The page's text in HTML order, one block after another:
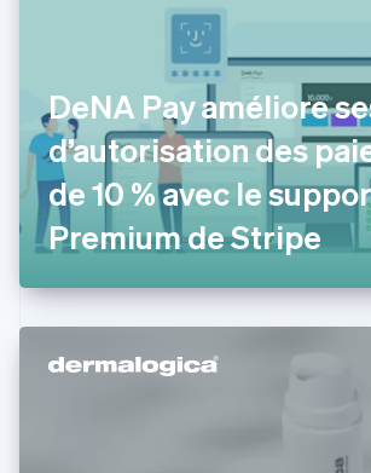
DeNA Pay améliore
d’autorisation des
de 10 % avec le
Premium de Stripe
EnglishItaliano
Danemark
English
Émirats arabes unis
English
Espagne
Español English
English
États-Unis
Finlande